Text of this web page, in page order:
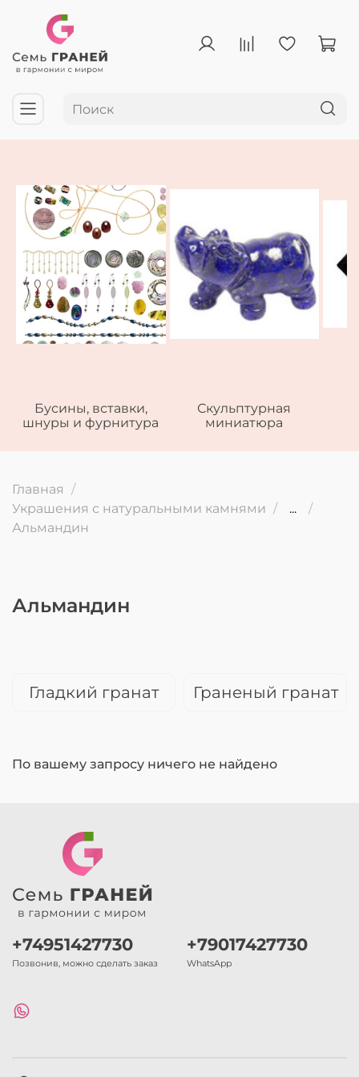
Бусины, вставки,
шнуры и фурнитура
Скульптурная
миниатюра
Главная
Украшения с натуральными камнями
...
Альмандин
Альмандин
Гладкий гранат Граненый гранат
По вашему запросу ничего не найдено
+74951427730
Позвонив, можно сделать заказ
+79017427730
WhatsApp